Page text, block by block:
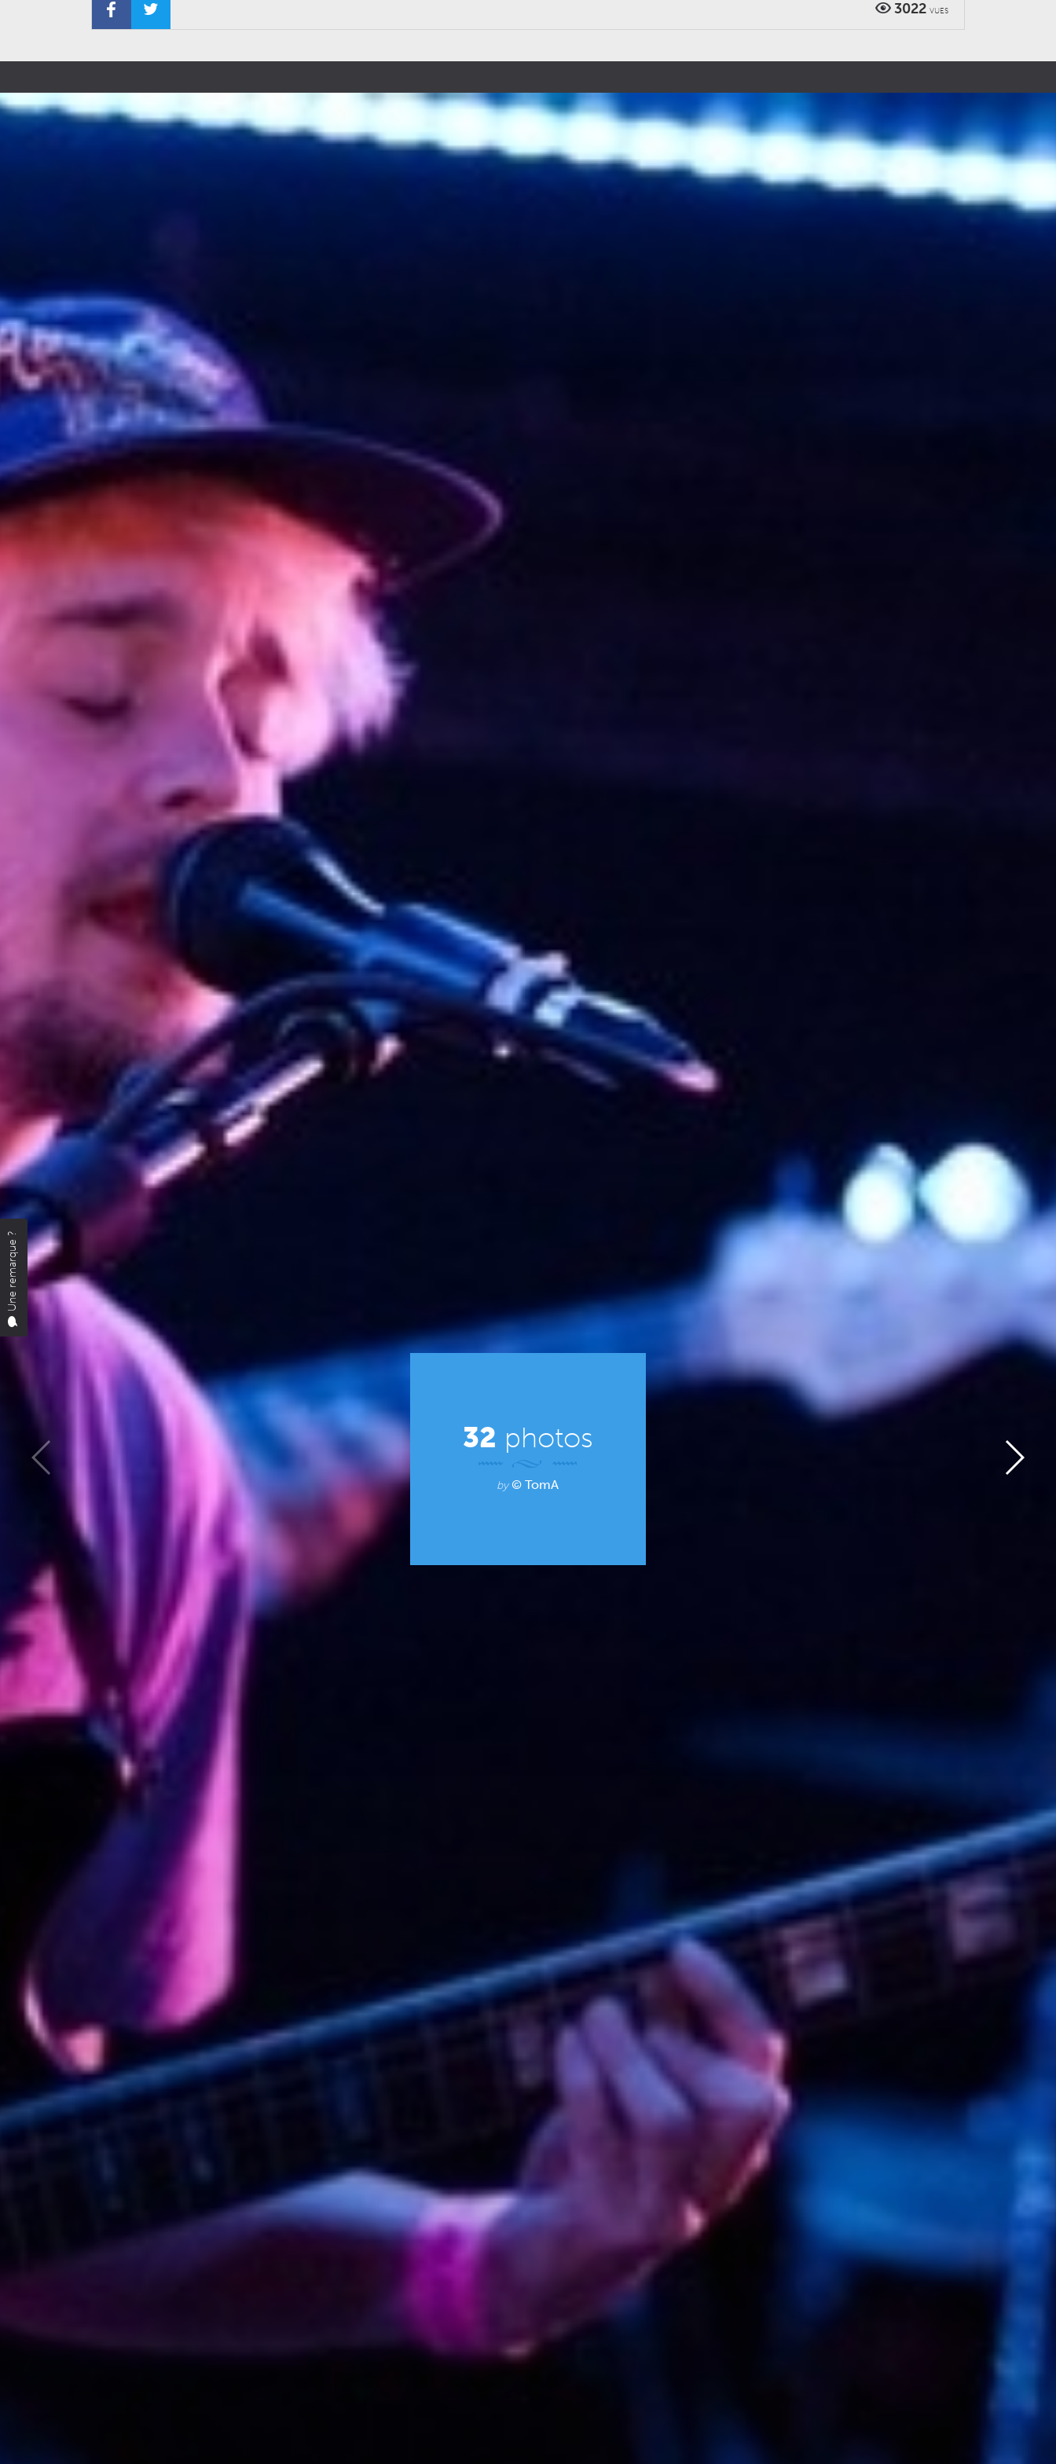
3022 VUES
32 photos
by© TomA
Une remarque ?